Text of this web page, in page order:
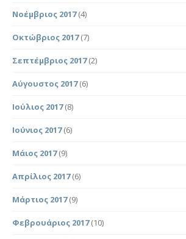
Νοέμβριος 2017(4)
Οκτώβριος 2017(7)
Σεπτέμβριος 2017(2)
Αύγουστος 2017(6)
Ιούλιος 2017(8)
Ιούνιος 2017(6)
Μάιος 2017(9)
Απρίλιος 2017(6)
Μάρτιος 2017(9)
Φεβρουάριος 2017(10)